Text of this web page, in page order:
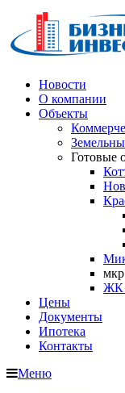
Новости
О компании
Объекты
Готовые
ЖК
Цены
Документы
Ипотека
Контакты
Меню